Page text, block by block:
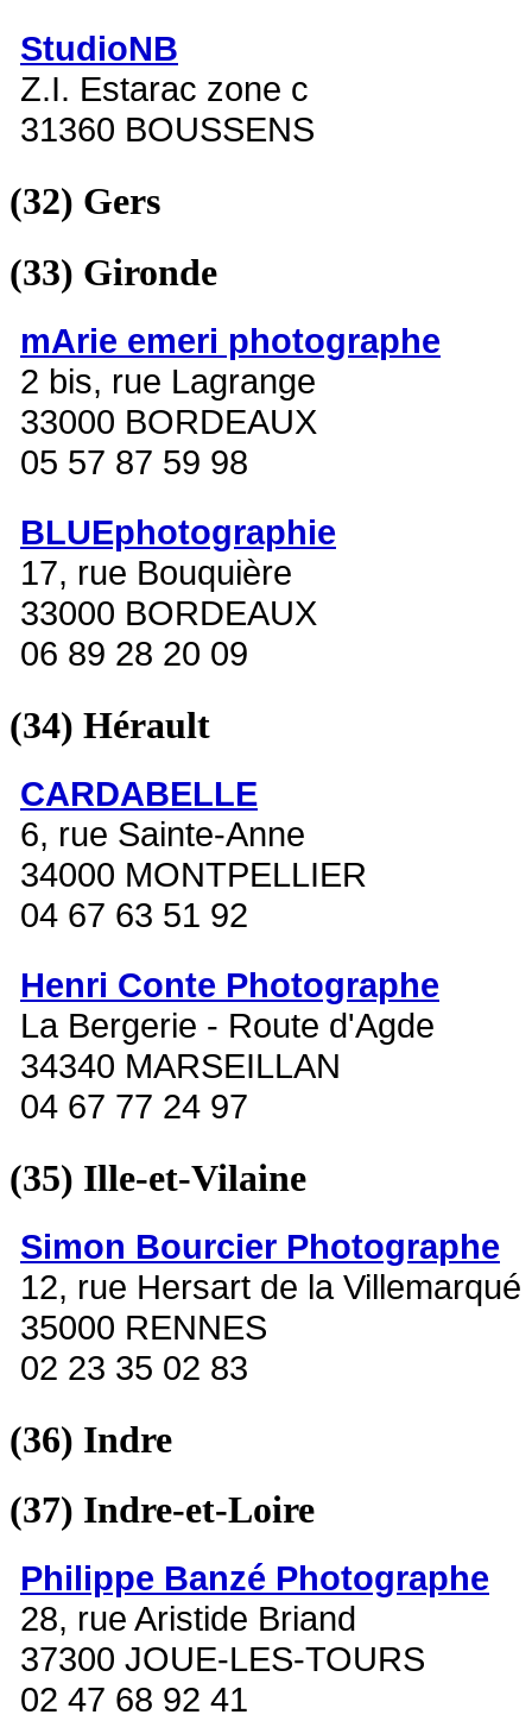
StudioNB
Z.I. Estarac zone c
31360 BOUSSENS
(32) Gers
(33) Gironde
mArie emeri photographe
2 bis, rue Lagrange
33000 BORDEAUX
05 57 87 59 98
BLUEphotographie
17, rue Bouquière
33000 BORDEAUX
06 89 28 20 09
(34) Hérault
CARDABELLE
6, rue Sainte-Anne
34000 MONTPELLIER
04 67 63 51 92
Henri Conte Photographe
La Bergerie - Route d'Agde
34340 MARSEILLAN
04 67 77 24 97
(35) Ille-et-Vilaine
Simon Bourcier Photographe
12, rue Hersart de la Villemarqué
35000 RENNES
02 23 35 02 83
(36) Indre
(37) Indre-et-Loire
Philippe Banzé Photographe
28, rue Aristide Briand
37300 JOUE-LES-TOURS
02 47 68 92 41